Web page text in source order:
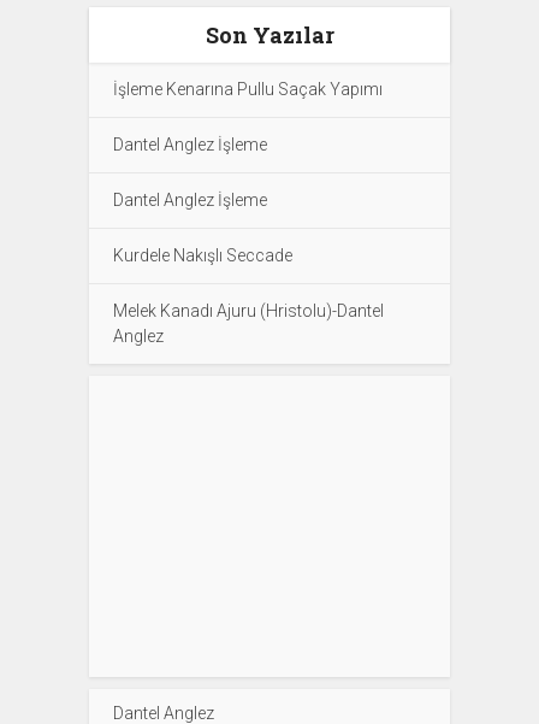
Son Yazılar
İşleme Kenarına Pullu Saçak Yapımı
Dantel Anglez İşleme
Dantel Anglez İşleme
Kurdele Nakışlı Seccade
Melek Kanadı Ajuru (Hristolu)-Dantel
Anglez
Dantel Anglez